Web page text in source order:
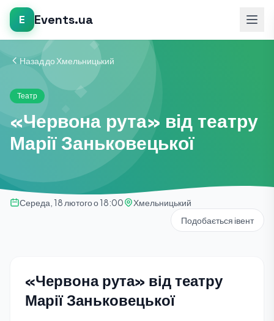
E Events.ua
Назад до Хмельницький
Театр
«Червона рута» від театру
Марії Заньковецької
Середа, 18 лютого о 18:00
Хмельницький
Подобається івент
«Червона рута» від театру
Марії Заньковецької